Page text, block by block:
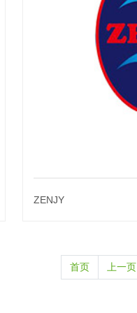
ZENJY
首页 上一页